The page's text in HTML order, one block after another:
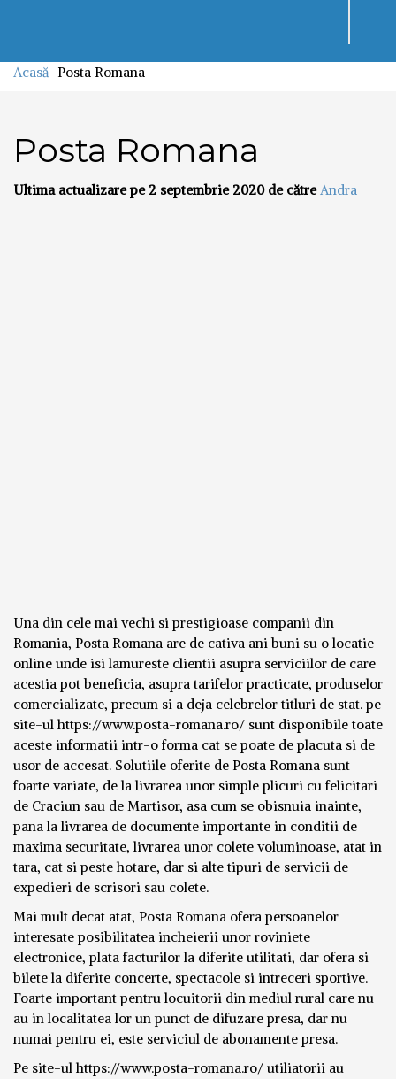
Acasă Posta Romana
Posta Romana
Ultima actualizare pe 2 septembrie 2020 de către Andra
Una din cele mai vechi si prestigioase companii din
Romania, Posta Romana are de cativa ani buni su o locatie
online unde isi lamureste clientii asupra serviciilor de care
acestia pot beneficia, asupra tarifelor practicate, produselor
comercializate, precum si a deja celebrelor titluri de stat. pe
site-ul https://www.posta-romana.ro/ sunt disponibile toate
aceste informatii intr-o forma cat se poate de placuta si de
usor de accesat. Solutiile oferite de Posta Romana sunt
foarte variate, de la livrarea unor simple plicuri cu felicitari
de Craciun sau de Martisor, asa cum se obisnuia inainte,
pana la livrarea de documente importante in conditii de
maxima securitate, livrarea unor colete voluminoase, atat in
tara, cat si peste hotare, dar si alte tipuri de servicii de
expedieri de scrisori sau colete.
Mai mult decat atat, Posta Romana ofera persoanelor
interesate posibilitatea incheierii unor roviniete
electronice, plata facturilor la diferite utilitati, dar ofera si
bilete la diferite concerte, spectacole si intreceri sportive.
Foarte important pentru locuitorii din mediul rural care nu
au in localitatea lor un punct de difuzare presa, dar nu
numai pentru ei, este serviciul de abonamente presa.
Pe site-ul https://www.posta-romana.ro/ utiliatorii au